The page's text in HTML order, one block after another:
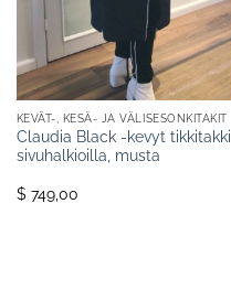
KEVÄT-, KESÄ- JA VÄLISESONKITAKIT
Claudia Black -kevyt tikkitakki
sivuhalkioilla, musta
$ 749,00